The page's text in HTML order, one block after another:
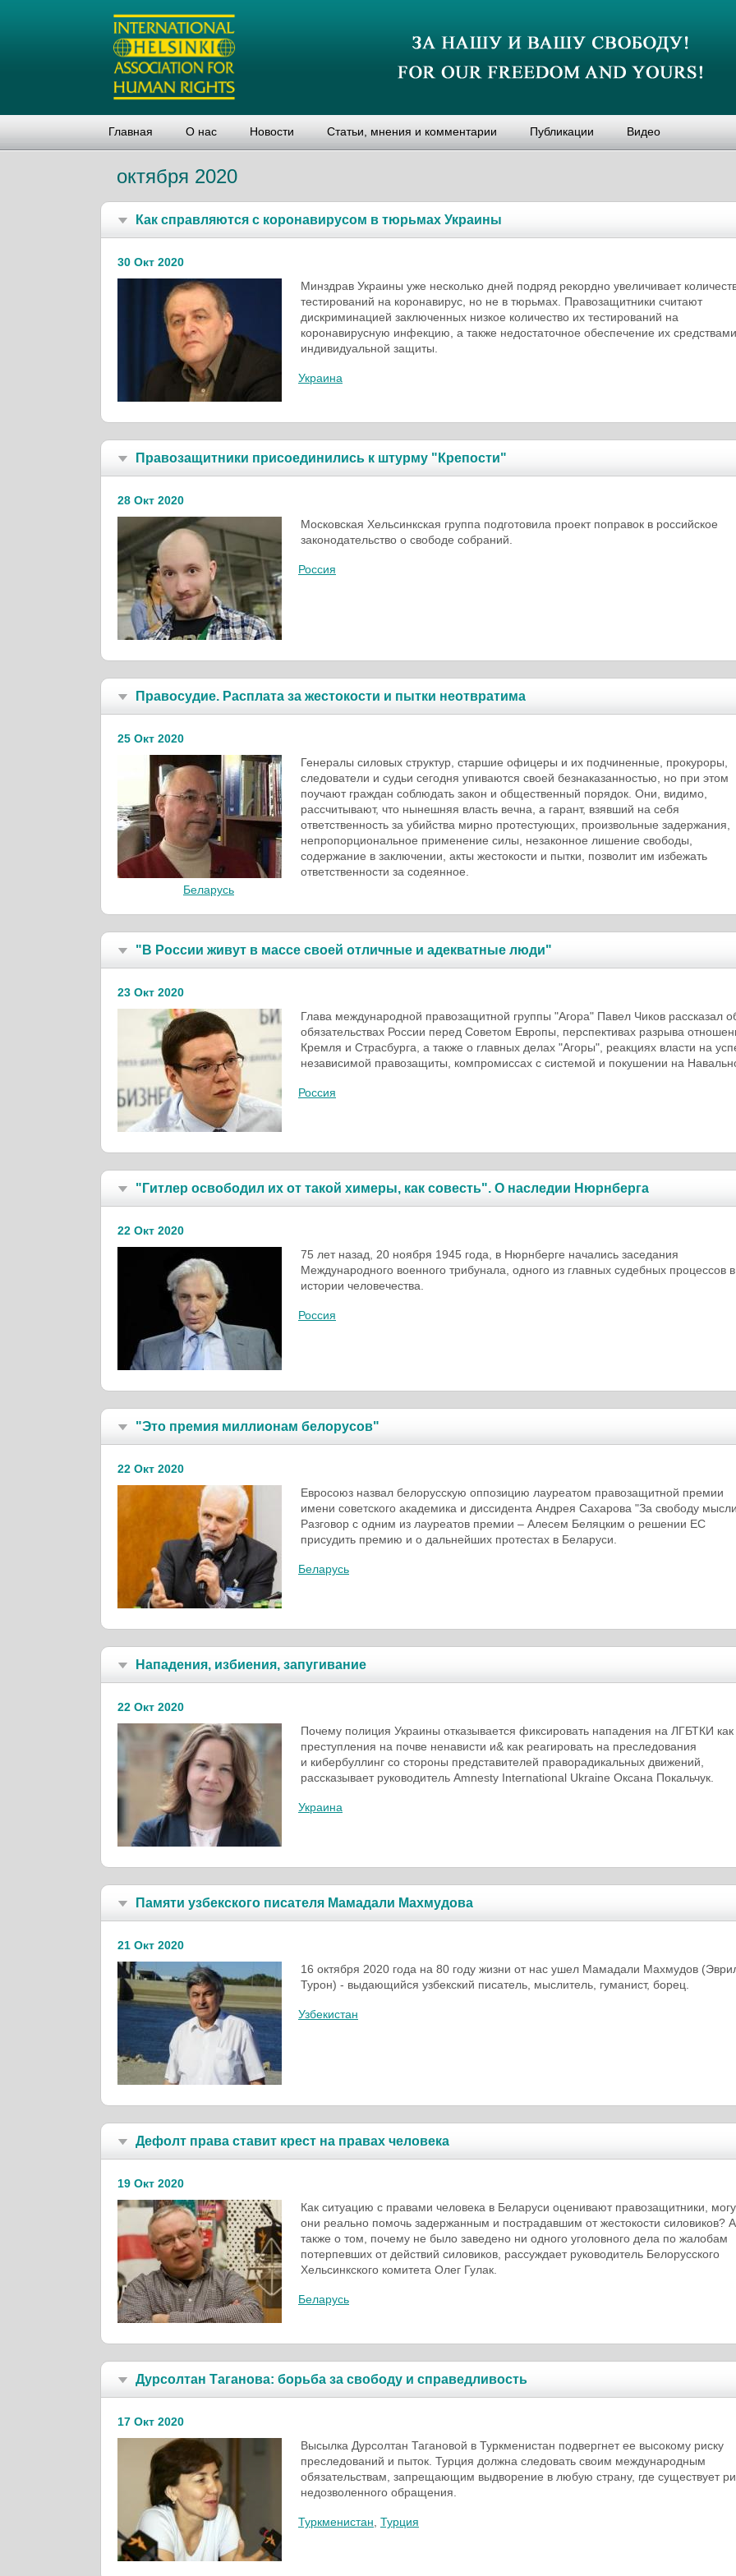
Главная О нас Новости Статьи, мнения и комментарии Публикации Видео
октября 2020
Как справляются с коронавирусом в тюрьмах Украины
30 Окт 2020
Минздрав Украины уже несколько дней подряд рекордно увеличивает
тестирований на коронавирус, но не в тюрьмах. Правозащитники считают
дискриминацией заключенных низкое количество их тестирований на
коронавирусную инфекцию, а также недостаточное обеспечение их средствами
индивидуальной защиты.
Украина
Правозащитники присоединились к штурму "Крепости"
28 Окт 2020
Московская Хельсинкская группа подготовила проект поправок в российское
законодательство о свободе собраний.
Россия
Правосудие. Расплата за жестокости и пытки неотвратима
25 Окт 2020
Генералы силовых структур, старшие офицеры и их подчиненные, прокуроры,
следователи и судьи сегодня упиваются своей безнаказанностью, но при этом
поучают граждан соблюдать закон и общественный порядок. Они, видимо,
рассчитывают, что нынешняя власть вечна, а гарант, взявший на себя
ответственность за убийства мирно протестующих, произвольные задержания,
непропорциональное применение силы, незаконное лишение свободы,
содержание в заключении, акты жестокости и пытки, позволит им избежать
ответственности за содеянное.
Беларусь
"В России живут в массе своей отличные и адекватные люди"
23 Окт 2020
Глава международной правозащитной группы "Агора" Павел Чиков рассказал
обязательствах России перед Советом Европы, перспективах разрыва
Кремля и Страсбурга, а также о главных делах "Агоры", реакциях власти на
независимой правозащиты, компромиссах с системой и покушении на
Россия
"Гитлер освободил их от такой химеры, как совесть". О наследии Нюрнберга
22 Окт 2020
75 лет назад, 20 ноября 1945 года, в Нюрнберге начались заседания
Международного военного трибунала, одного из главных судебных процессов в
истории человечества.
Россия
"Это премия миллионам белорусов"
22 Окт 2020
Евросоюз назвал белорусскую оппозицию лауреатом правозащитной премии
имени советского академика и диссидента Андрея Сахарова "За свободу
Разговор с одним из лауреатов премии – Алесем Беляцким о решении ЕС
присудить премию и о дальнейших протестах в Беларуси.
Беларусь
Нападения, избиения, запугивание
22 Окт 2020
Почему полиция Украины отказывается фиксировать нападения на ЛГБТКИ как
преступления на почве ненависти и& как реагировать на преследования
и кибербуллинг со стороны представителей праворадикальных движений,
рассказывает руководитель Amnesty International Ukraine Оксана Покальчук.
Украина
Памяти узбекского писателя Мамадали Махмудова
21 Окт 2020
16 октября 2020 года на 80 году жизни от нас ушел Мамадали Махмудов
Турон) - выдающийся узбекский писатель, мыслитель, гуманист, борец.
Узбекистан
Дефолт права ставит крест на правах человека
19 Окт 2020
Как ситуацию с правами человека в Беларуси оценивают правозащитники,
они реально помочь задержанным и пострадавшим от жестокости силовиков? А
также о том, почему не было заведено ни одного уголовного дела по жалобам
потерпевших от действий силовиков, рассуждает руководитель Белорусского
Хельсинкского комитета Олег Гулак.
Беларусь
Дурсолтан Таганова: борьба за свободу и справедливость
17 Окт 2020
Высылка Дурсолтан Тагановой в Туркменистан подвергнет ее высокому риску
преследований и пыток. Турция должна следовать своим международным
обязательствам, запрещающим выдворение в любую страну, где существует
недозволенного обращения.
Туркменистан Турция